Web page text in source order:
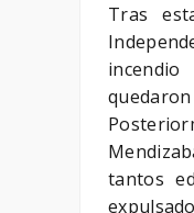
Tras
incendio
tantos